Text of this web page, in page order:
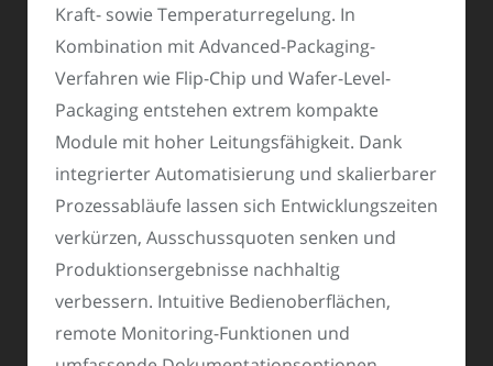
Kraft- sowie Temperaturregelung. In
Kombination mit Advanced-Packaging-
Verfahren wie Flip-Chip und Wafer-Level-
Packaging entstehen extrem kompakte
Module mit hoher Leitungsfähigkeit. Dank
integrierter Automatisierung und skalierbarer
Prozessabläufe lassen sich Entwicklungszeiten
verkürzen, Ausschussquoten senken und
Produktionsergebnisse nachhaltig
verbessern. Intuitive Bedienoberflächen,
remote Monitoring-Funktionen und